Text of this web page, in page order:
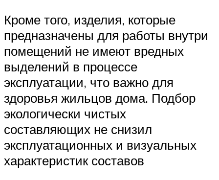
Кроме того, изделия, которые
предназначены для работы внутри
помещений не имеют вредных
выделений в процессе
эксплуатации, что важно для
здоровья жильцов дома. Подбор
экологически чистых
составляющих не снизил
эксплуатационных и визуальных
характеристик составов